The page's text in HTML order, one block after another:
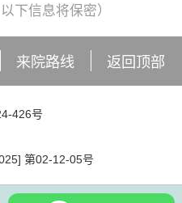
下信息将保密）
来院路线 返回顶部
426号
第02-12-05号